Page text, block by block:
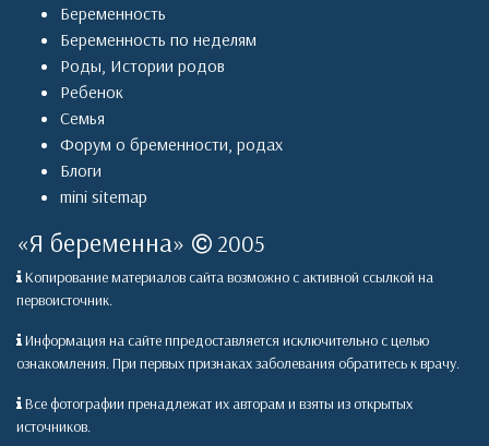
Беременность
Беременность по неделям
Роды, Истории родов
Ребенок
Семья
Форум о бременности, родах
Блоги
mini sitemap
«Я беременна» 2005
Копирование материалов сайта возможно с активной ссылкой на
первоисточник.
Информация на сайте ппредоставляется исключительно с целью
ознакомления. При первых признаках заболевания обратитесь к врачу.
Все фотографии пренадлежат их авторам и взяты из открытых
источников.